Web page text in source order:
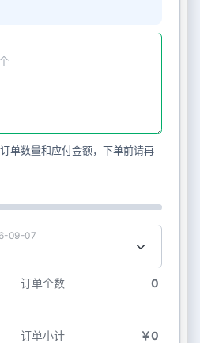
单数量和应付金额，下单前请再
09-07
订单个数
0
订单小计
￥0